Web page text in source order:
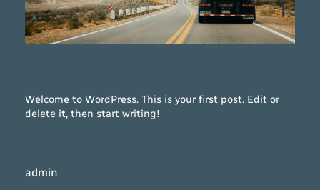
Welcome to WordPress. This is your first post. Edit or
delete it, then start writing!
admin